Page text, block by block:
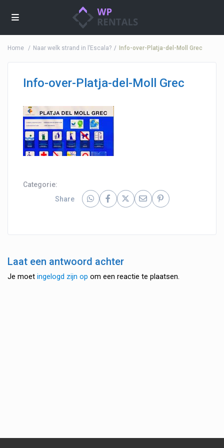
Home Naar welk strand in l’Escala? Info-over-Platja-del-Moll Grec
Info-over-Platja-del-Moll Grec
Categorie:
Share
Laat een antwoord achter
Je moetingelogd zijn op om een reactie te plaatsen.